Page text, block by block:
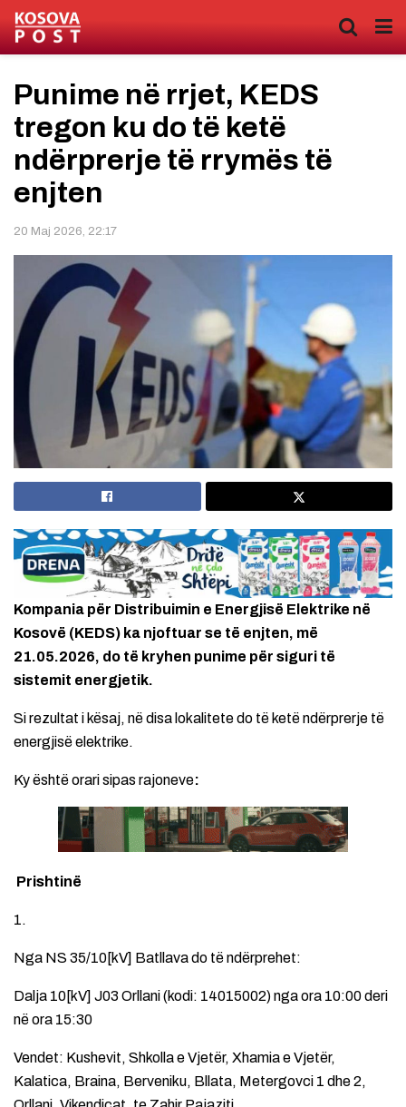
Punime në rrjet, KEDS
tregon ku do të ketë
ndërprerje të rrymës të
enjten
20 Maj 2026, 22:17
Kompania për Distribuimin e Energjisë Elektrike në
Kosovë (KEDS) ka njoftuar se të enjten, më
21.05.2026, do të kryhen punime për siguri të
sistemit energjetik.
Si rezultat i kësaj, në disa lokalitete do të ketë ndërprerje të
energjisë elektrike.
Ky është orari sipas rajoneve:
Prishtinë
1.
Nga NS 35/10[kV] Batllava do të ndërprehet:
Dalja 10[kV] J03 Orllani (kodi: 14015002) nga ora 10:00 deri
në ora 15:30
Vendet: Kushevit, Shkolla e Vjetër, Xhamia e Vjetër,
Kalatica, Braina, Berveniku, Bllata, Metergovci 1 dhe 2,